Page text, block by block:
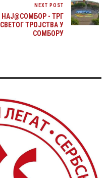
NEXT POST
НАЈ@СОМБОР - ТРГ
СВЕТОГ ТРОЈСТВА У
СОМБОРУ